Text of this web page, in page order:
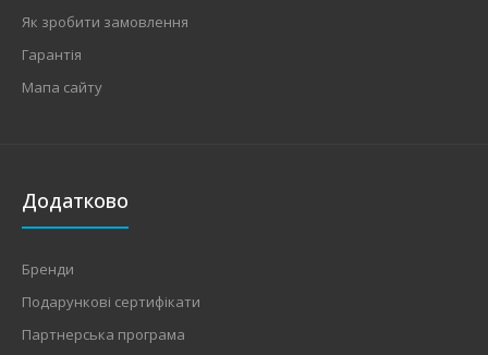
Як зробити замовлення
Гарантія
Мапа сайту
Додатково
Бренди
Подарункові сертифікати
Партнерська програма